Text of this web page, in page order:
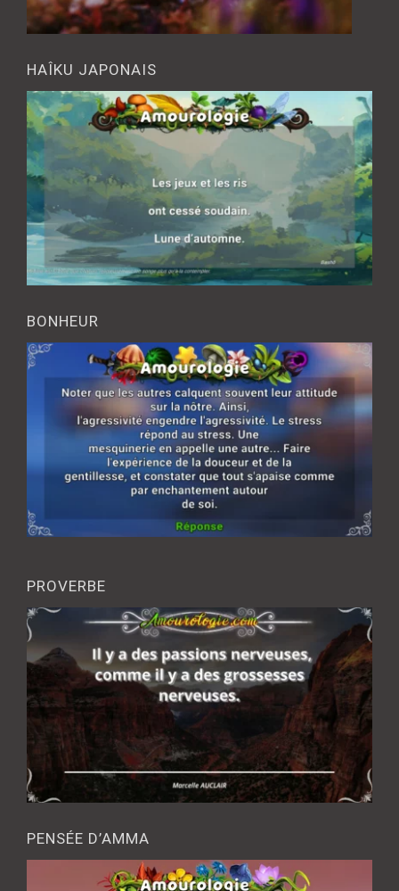
HAÎKU JAPONAIS
BONHEUR
PROVERBE
PENSÉE D’AMMA